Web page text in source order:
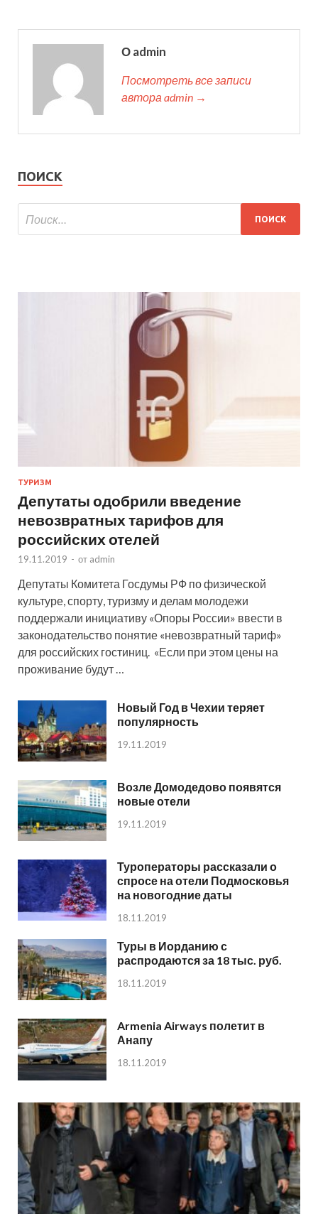
О admin
Посмотреть все записи
автора admin →
ПОИСК
ТУРИЗМ
Депутаты одобрили введение
невозвратных тарифов для
российских отелей
19.11.2019 - от admin
Депутаты Комитета Госдумы РФ по физической
культуре, спорту, туризму и делам молодежи
поддержали инициативу «Опоры России» ввести в
законодательство понятие «невозвратный тариф»
для российских гостиниц. «Если при этом цены на
проживание будут …
Новый Год в Чехии теряет
популярность
19.11.2019
Возле Домодедово появятся
новые отели
19.11.2019
Туроператоры рассказали о
спросе на отели Подмосковья
на новогодние даты
18.11.2019
Туры в Иорданию с
распродаются за 18 тыс. руб.
18.11.2019
Armenia Airways полетит в
Анапу
18.11.2019